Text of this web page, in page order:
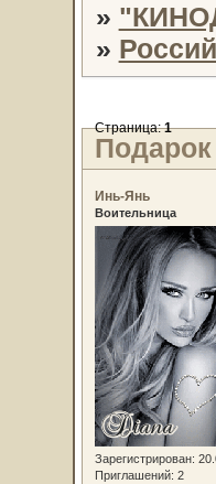
»
»
Подарок
Страница:1
Инь-Янь
Воительница
Зарегистрирован:
Приглашений: 2